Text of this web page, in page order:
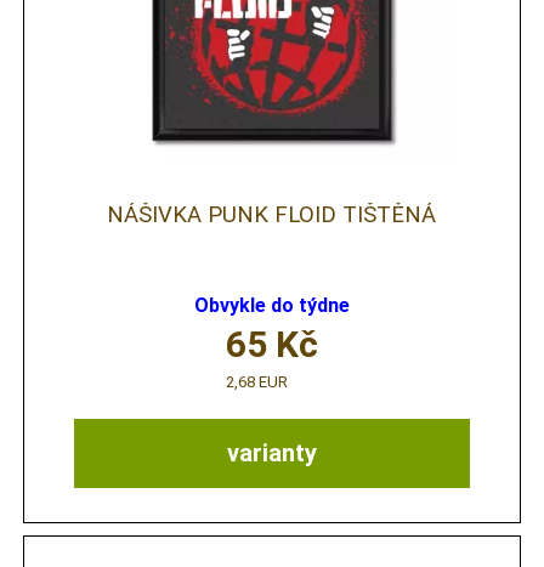
NÁŠIVKA PUNK FLOID TIŠTĚNÁ
Obvykle do týdne
varianty
65 Kč
2,68 EUR